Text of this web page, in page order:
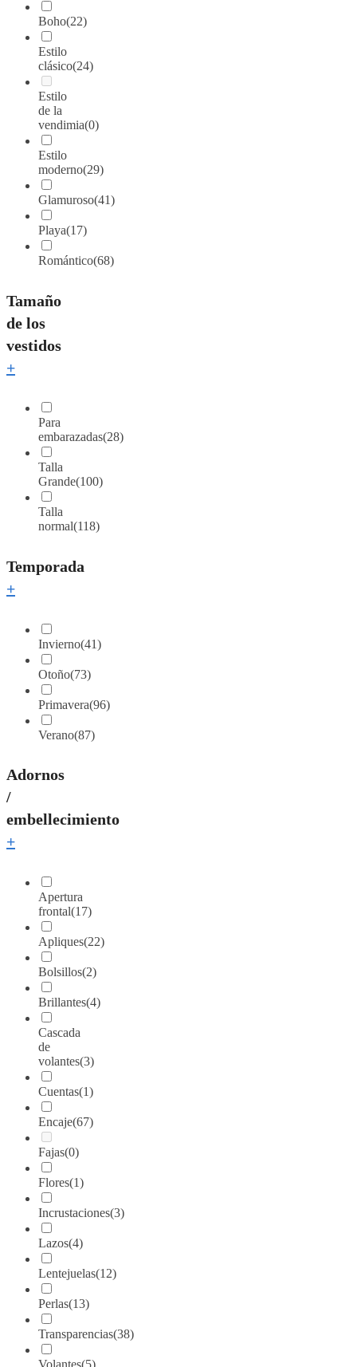
Boho(22)
Estilo
clásico(24)
Estilo
de la
vendimia(0)
Estilo
moderno(29)
Glamuroso(41)
Playa(17)
Romántico(68)
Tamaño
de los
vestidos
+
Para
embarazadas(28)
Talla
Grande(100)
Talla
normal(118)
Temporada
+
Invierno(41)
Otoño(73)
Primavera(96)
Verano(87)
Adornos
/
embellecimiento
+
Apertura
frontal(17)
Apliques(22)
Bolsillos(2)
Brillantes(4)
Cascada
de
volantes(3)
Cuentas(1)
Encaje(67)
Fajas(0)
Flores(1)
Incrustaciones(3)
Lazos(4)
Lentejuelas(12)
Perlas(13)
Transparencias(38)
Volantes(5)